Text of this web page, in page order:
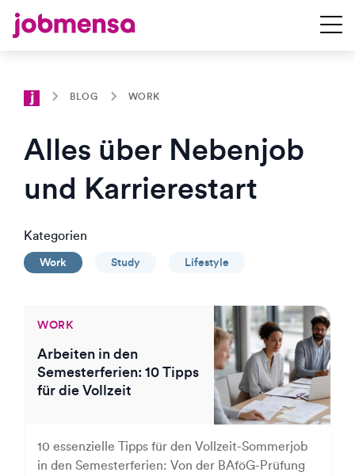
BLOG WORK
Alles über Nebenjob
und Karrierestart
Kategorien
Work Study Lifestyle
WORK
Arbeiten in den
Semesterferien: 10 Tipps
für die Vollzeit
10 essenzielle Tipps für den Vollzeit-Sommerjob
in den Semesterferien: Von der BAföG-Prüfung